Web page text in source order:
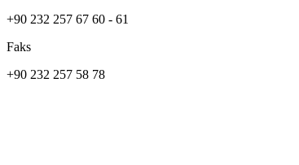
+90 232 257 67 60 - 61
Faks
+90 232 257 58 78